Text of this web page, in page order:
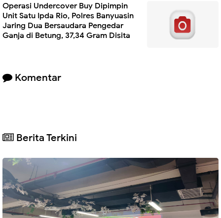
Operasi Undercover Buy Dipimpin
Unit Satu Ipda Rio, Polres Banyuasin
Jaring Dua Bersaudara Pengedar
Ganja di Betung, 37,34 Gram Disita
Komentar
Berita Terkini